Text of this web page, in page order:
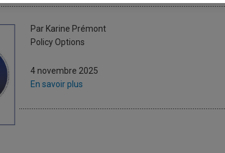
Par Karine Prémont
Policy Options
4 novembre 2025
En savoir plus